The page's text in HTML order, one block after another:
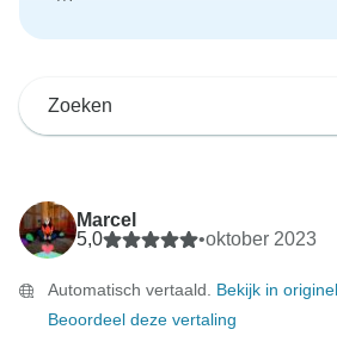
Marcel
5,0
•oktober 2023
Automatisch vertaald. Bekijk in
Beoordeel deze vertaling